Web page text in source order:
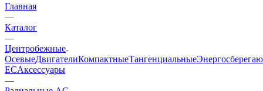
Главная
—
Каталог
—
Центробежные
ОсевыеДвигателиКомпактныеТангенциальные
ECАксессуары
—